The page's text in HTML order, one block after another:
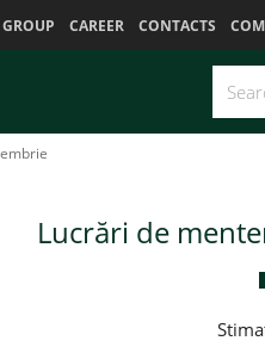
CAREER CONTACTS
Lucrări de